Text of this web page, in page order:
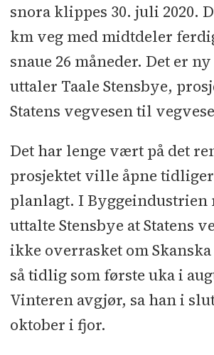
snora klippes 30. juli 2020.
km veg med midtdeler
snaue 26 måneder. Det er
uttaler Taale Stensbye,
Statens vegvesen til
Det har lenge vært på det
prosjektet ville åpne
planlagt. I Byggeindustrien
uttalte Stensbye at Statens
ikke overrasket om
så tidlig som første uka i
Vinteren avgjør, sa han i
oktober i fjor.